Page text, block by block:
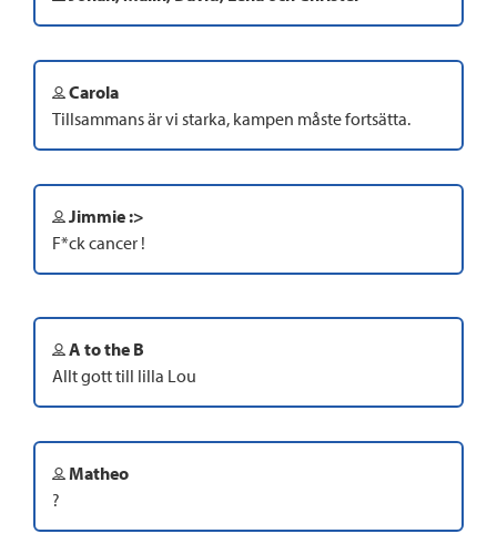
Carola
Tillsammans är vi starka, kampen måste fortsätta.
Jimmie :>
F*ck cancer !
A to the B
Allt gott till lilla Lou
Matheo
?